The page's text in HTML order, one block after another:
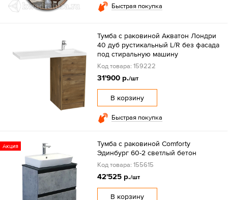
Быстрая покупка
Тумба с раковиной Акватон Лондри
40 дуб рустикальный L/R без фасада
под стиральную машину
Код товара: 159222
31'900 р./шт
В корзину
Быстрая покупка
Акция
Тумба с раковиной Comforty
Эдинбург 60-2 светлый бетон
Код товара: 155615
42'525 р./шт
В корзину